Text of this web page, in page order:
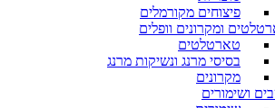
פיצוחים מקורמלים
ומקרונים וופלים
טארטלטים
בסיסי מרנג ונשיקות מרנג
מקרונים
ושימורים